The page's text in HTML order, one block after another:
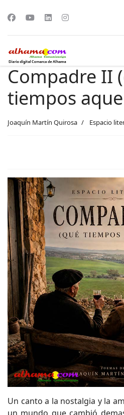
Compadre II
tiempos
Joaquín Martín Quirosa Espacio
Un canto a la nostalgia y la